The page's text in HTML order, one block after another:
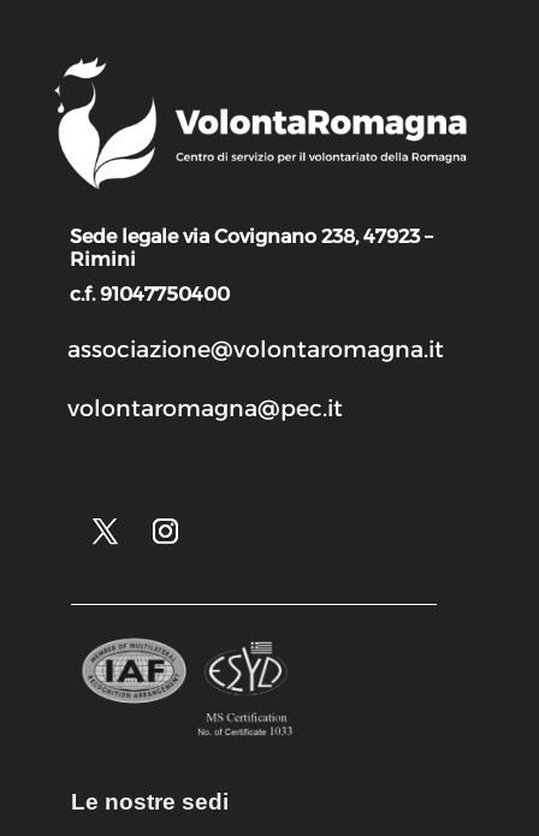
Sede legale via Covignano 238, 47923 –
Rimini
c.f. 91047750400
associazione@volontaromagna.it
volontaromagna@pec.it
Le nostre sedi